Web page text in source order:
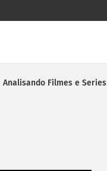
Analisando Filmes e Series